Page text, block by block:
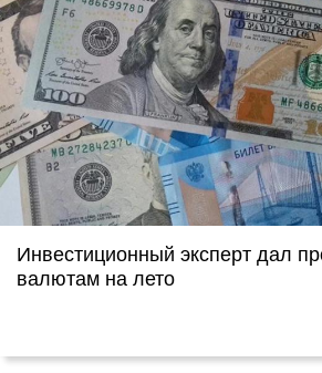
Инвестиционный эксперт дал
валютам на лето